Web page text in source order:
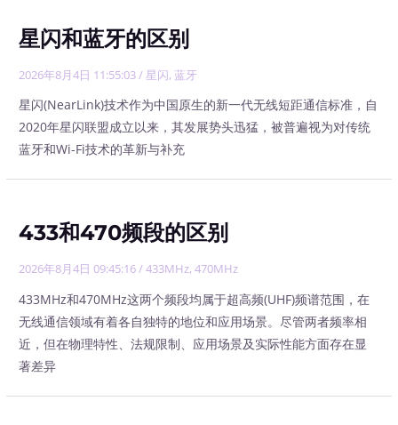
星闪和蓝牙的区别
2026年8月4日 11:55:03/星闪, 蓝牙
星闪(NearLink)技术作为中国原生的新一代无线短距通信标准，自
2020年星闪联盟成立以来，其发展势头迅猛，被普遍视为对传统
蓝牙和Wi-Fi技术的革新与补充
433和470频段的区别
2026年8月4日 09:45:16/433MHz,470MHz
433MHz和470MHz这两个频段均属于超高频(UHF)频谱范围，在
无线通信领域有着各自独特的地位和应用场景。尽管两者频率相
近，但在物理特性、法规限制、应用场景及实际性能方面存在显
著差异